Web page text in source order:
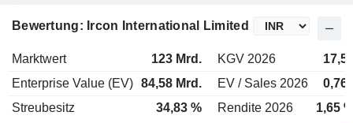
Bewertung: Ircon International Limited
Marktwert 123 Mrd. KGV 2026
Enterprise Value (EV) 84,58 Mrd. EV / Sales 2026
Streubesitz
34,83 % Rendite 2026 1,65